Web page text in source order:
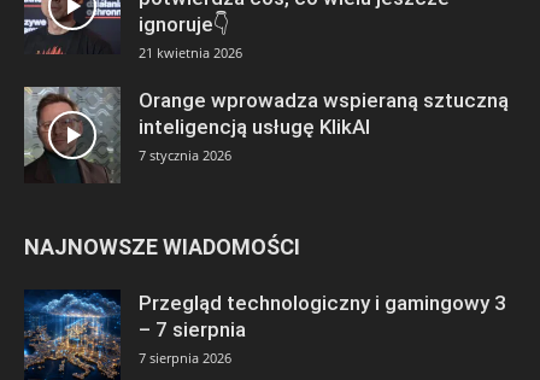
ignoruje👇
21 kwietnia 2026
Orange wprowadza wspieraną sztuczną
inteligencją usługę KlikAI
7 stycznia 2026
NAJNOWSZE WIADOMOŚCI
Przegląd technologiczny i gamingowy 3
– 7 sierpnia
7 sierpnia 2026